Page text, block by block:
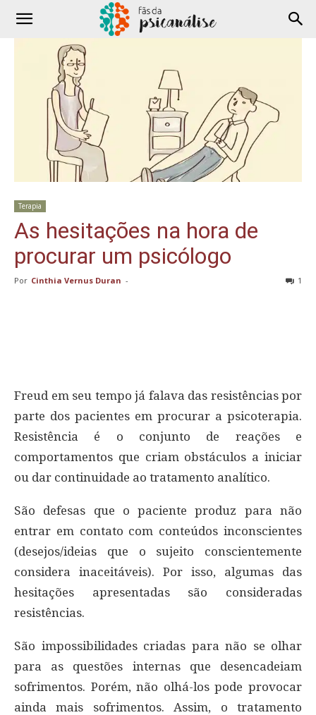
Terapia
As hesitações na hora de
procurar um psicólogo
Por Cinthia Vernus Duran - 1
Freud em seu tempo já falava das resistências por
parte dos pacientes em procurar a psicoterapia.
Resistência é o conjunto de reações e
comportamentos que criam obstáculos a iniciar
ou dar continuidade ao tratamento analítico.
São defesas que o paciente produz para não
entrar em contato com conteúdos inconscientes
(desejos/ideias que o sujeito conscientemente
considera inaceitáveis). Por isso, algumas das
hesitações apresentadas são consideradas
resistências.
São impossibilidades criadas para não se olhar
para as questões internas que desencadeiam
sofrimentos. Porém, não olhá-los pode provocar
ainda mais sofrimentos. Assim, o tratamento